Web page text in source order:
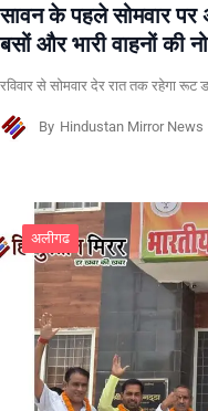
सावन के पहले सोमवार
बसों और भारी वाहनों की
रविवार से सोमवार देर रात तक रहेगा रूट
By Hindustan Mirror News
अलीगढ